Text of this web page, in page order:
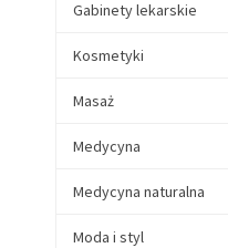
Gabinety lekarskie
Kosmetyki
Masaż
Medycyna
Medycyna naturalna
Moda i styl